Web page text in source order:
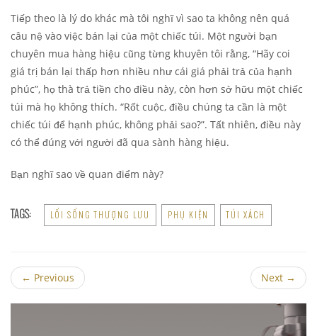
Tiếp theo là lý do khác mà tôi nghĩ vì sao ta không nên quá
câu nệ vào việc bán lại của một chiếc túi. Một người bạn
chuyên mua hàng hiệu cũng từng khuyên tôi rằng, “Hãy coi
giá trị bán lại thấp hơn nhiều như cái giá phải trả của hạnh
phúc”, họ thà trả tiền cho điều này, còn hơn sở hữu một chiếc
túi mà họ không thích. “Rốt cuộc, điều chúng ta cần là một
chiếc túi để hạnh phúc, không phải sao?”. Tất nhiên, điều này
có thể đúng với người đã qua sành hàng hiệu.
Bạn nghĩ sao về quan điểm này?
TAGS: LỐI SỐNG THƯỢNG LƯU PHỤ KIỆN TÚI XÁCH
← Previous Next →